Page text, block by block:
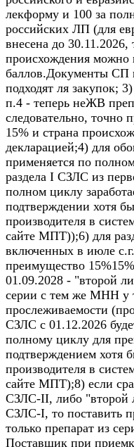
лекформу и 100 за
российских ЛП (для
внесена до 30.11.2026,
происхождения можно
баллов.Документы СП
подходят ля закупок;
п.4 - теперь неЖВ
следовательно, точно
15% и страна
декларацией;4) для
применяется по
раздела I СЗЛС из
полном циклу
подтверждении хотя
производителя в
сайте МПТ));6) для
включенных в июле
преимущество
01.09.2028 - "второй
серии с тем же МНН у
прослеживаемости
СЗЛС c 01.12.2026
полному циклу для
подтверждением
производителя в
сайте МПТ);8) если
СЗЛС-II, либо "второй
СЗЛС-I, то поставить
только препарат из
Поставщик при